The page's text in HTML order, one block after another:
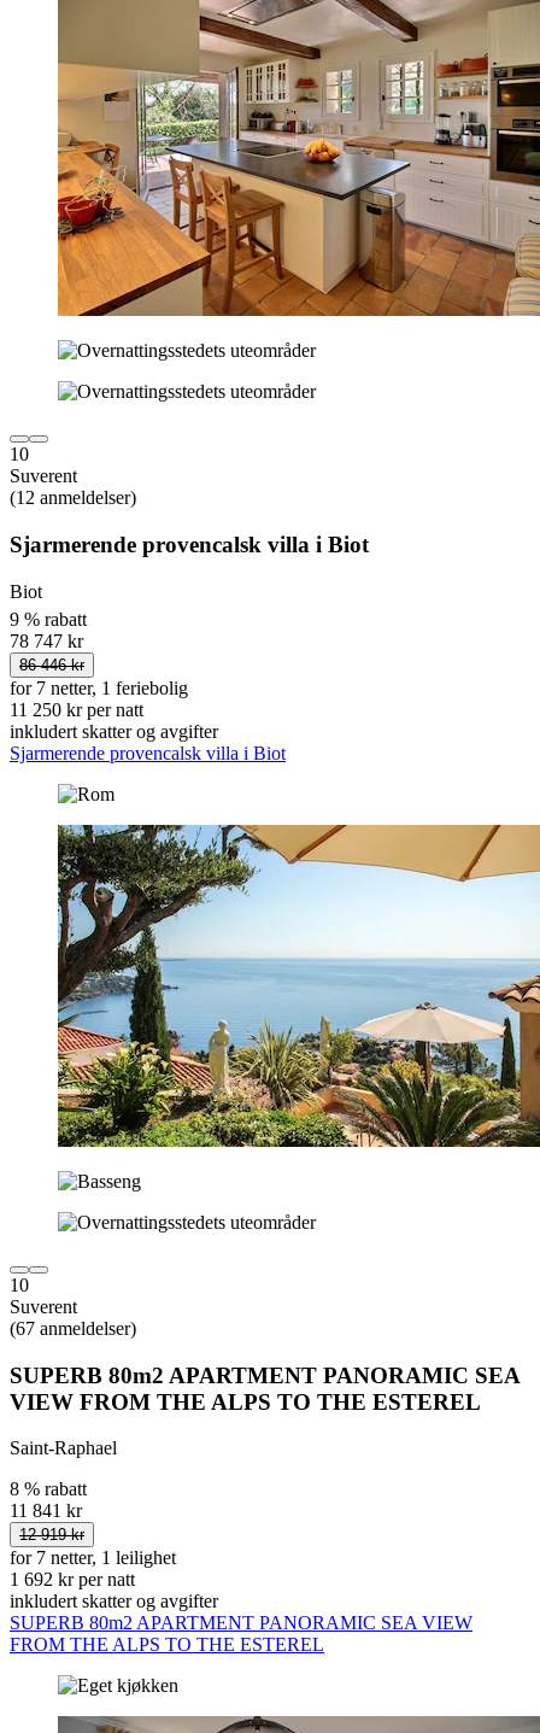
10
Suverent
(12 anmeldelser)
Sjarmerende provencalsk villa i Biot
Biot
9 % rabatt
78 747 kr
86 446 kr
for 7 netter, 1 feriebolig
11 250 kr per natt
inkludert skatter og avgifter
Sjarmerende provencalsk villa i Biot
10
Suverent
(67 anmeldelser)
SUPERB 80m2 APARTMENT PANORAMIC SEA
VIEW FROM THE ALPS TO THE ESTEREL
Saint-Raphael
8 % rabatt
11 841 kr
12 919 kr
for 7 netter, 1 leilighet
1 692 kr per natt
inkludert skatter og avgifter
SUPERB 80m2 APARTMENT PANORAMIC SEA VIEW
FROM THE ALPS TO THE ESTEREL